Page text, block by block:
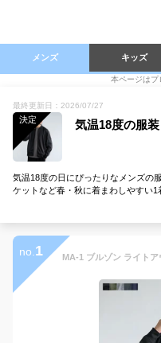
メンズ キッズ
本ページはプ
最終更新日：2026/07/27
決定 気温18度の服
気温18度の日にぴったりなメンズの
ケットなど春・秋に着まわしやすい1
no. 1